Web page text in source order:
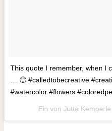
This quote I remember, when I
… 🙂 #calledtobecreative
#watercolor #flowers
Ein von Jutta